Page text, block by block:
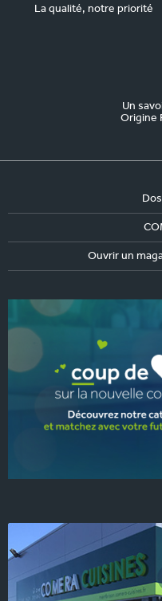
La qualité, notre priorité
Un
Origine
Ouvrir un